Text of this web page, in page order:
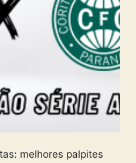
melhores palpites